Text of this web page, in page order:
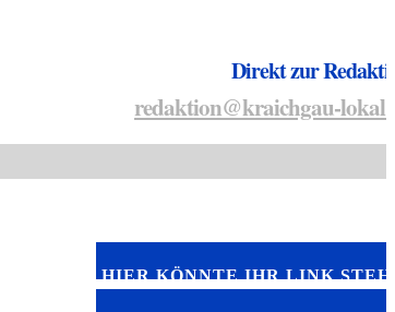
Direkt zur
redaktion@kraichgau-
HIER KÖNNTE IHR LINK